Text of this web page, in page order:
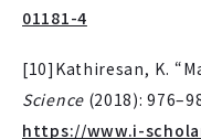
01181-4
[10]Kathiresan, K.
Science(2018):
https://www.i-